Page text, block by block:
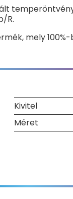
R.
mely
Kivitel
Méret